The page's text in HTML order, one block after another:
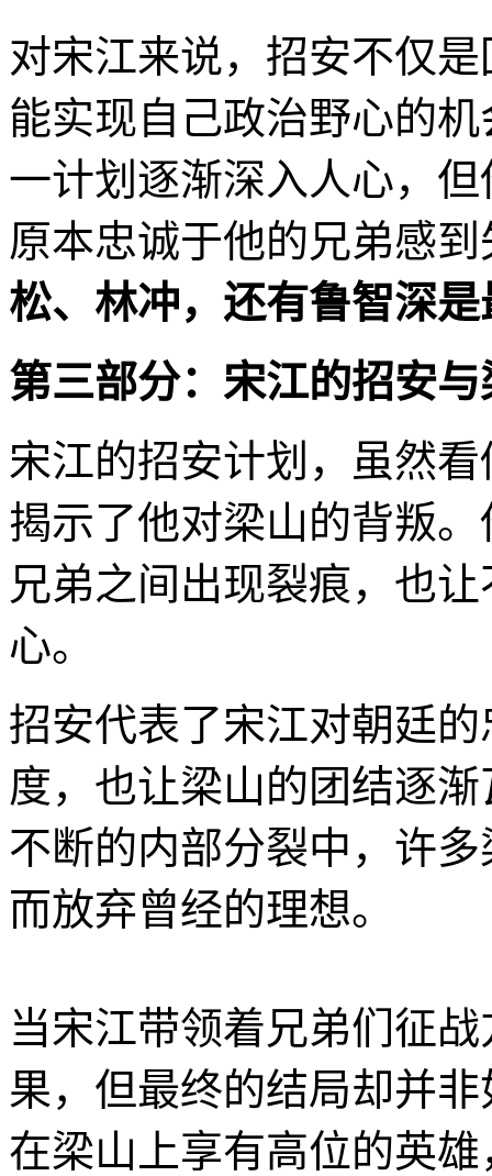
对宋江来说，招安不仅
能实现自己政治野心的
一计划逐渐深入人心，
原本忠诚于他的兄弟感
松、林冲，还有鲁智深
第三部分：宋江的招安
宋江的招安计划，虽然
揭示了他对梁山的背叛
兄弟之间出现裂痕，也
心。
招安代表了宋江对朝廷
度，也让梁山的团结逐
不断的内部分裂中，许
而放弃曾经的理想。
当宋江带领着兄弟们征
果，但最终的结局却并
在梁山上享有高位的英